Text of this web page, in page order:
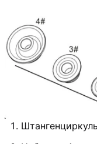
Штангенциркуль